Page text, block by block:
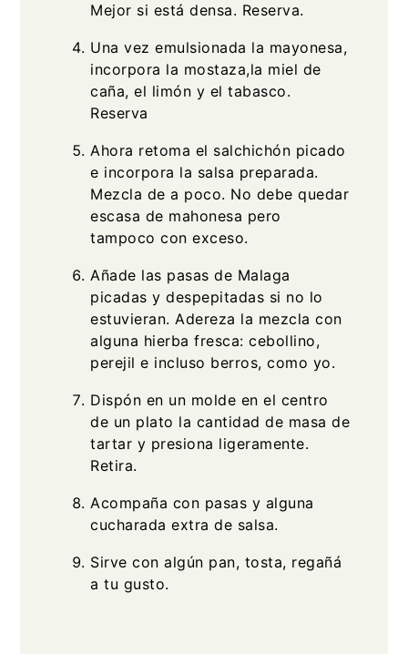
Mejor si está densa. Reserva.
Una vez emulsionada la mayonesa,
incorpora la mostaza,la miel de
caña, el limón y el tabasco.
Reserva
Ahora retoma el salchichón picado
e incorpora la salsa preparada.
Mezcla de a poco. No debe quedar
escasa de mahonesa pero
tampoco con exceso.
Añade las pasas de Malaga
picadas y despepitadas si no lo
estuvieran. Adereza la mezcla con
alguna hierba fresca: cebollino,
perejil e incluso berros, como yo.
Dispón en un molde en el centro
de un plato la cantidad de masa de
tartar y presiona ligeramente.
Retira.
Acompaña con pasas y alguna
cucharada extra de salsa.
Sirve con algún pan, tosta, regañá
a tu gusto.